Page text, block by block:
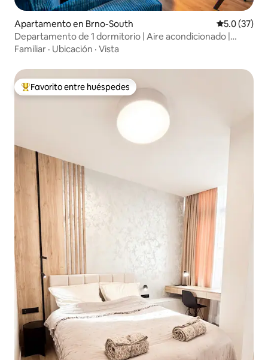
Apartamento en Brno-South Calificación
5.0 (37)
Departamento de 1 dormitorio | Aire acondicionado |
Estacionamiento gratuito y proyector
Familiar · Ubicación · Vista
Favorito entre huéspedes preferido
Favorito entre huéspedes